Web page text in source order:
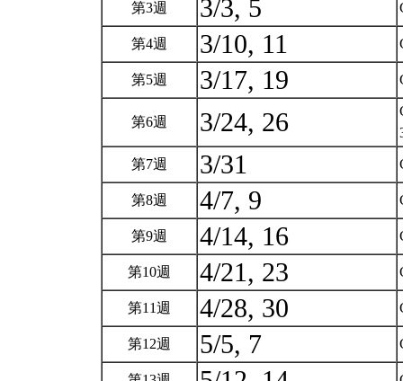
第3週 3/3, 5
第4週 3/10, 11
第5週 3/17, 19
第6週 3/24, 26
第7週 3/31
第8週 4/7, 9
第9週 4/14, 16
第10週 4/21, 23
第11週 4/28, 30
第12週 5/5, 7